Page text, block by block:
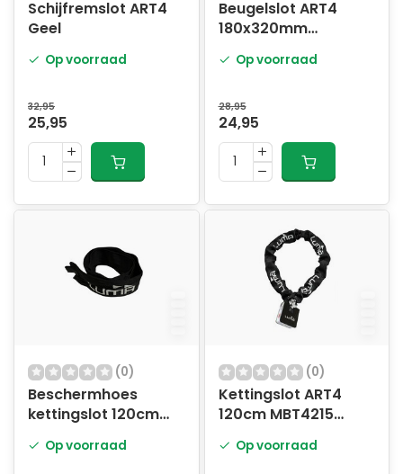
Schijfremslot ART4
Geel
Op voorraad
32,95
25,95
Beugelslot ART4
180x320mm
Op voorraad
28,95
24,95
(0)
Beschermhoes
kettingslot 120cm
Op voorraad
(0)
Kettingslot ART4
120cm MBT4215
Op voorraad